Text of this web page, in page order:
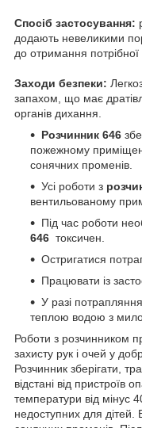
Спосіб застосування:
додають невеликими
до отримання потрібної
Заходи безпеки:
запахом, що має
органів дихання.
Розчинник 646
пожежному
сонячних променів.
Усі роботи з
вентильованому
Під час роботи
646 токсичен.
Остригатися
Працювати із
У разі потрапляння
теплою водою з
Роботи з розчинником
захисту рук і очей у
Розчинник зберігати,
відстані від пристроїв
температури від мінус
недоступних для дітей.